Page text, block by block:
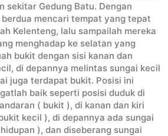
sekitar Gedung Batu. Dengan
mencari tempat yang tepat
Kelenteng, lalu sampailah mereka
menghadap ke selatan yang
bukit dengan sisi kanan dan
di depannya melintas sungai kecil
juga terdapat bukit. Posisi ini
baik seperti posisi duduk di
( bukit ), di kanan dan kiri
kecil ), di depannya ada sungai
), dan diseberang sungai